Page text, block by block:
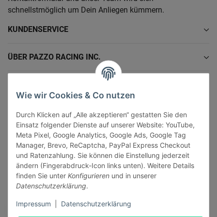
Wie wir Cookies & Co nutzen
Durch Klicken auf „Alle akzeptieren“ gestatten Sie den
Einsatz folgender Dienste auf unserer Website: YouTube,
Meta Pixel, Google Analytics, Google Ads, Google Tag
Manager, Brevo, ReCaptcha, PayPal Express Checkout
und Ratenzahlung. Sie können die Einstellung jederzeit
ändern (Fingerabdruck-Icon links unten). Weitere Details
finden Sie unter Konfigurieren und in unserer
Datenschutzerklärung.
Impressum Datenschutzerklärung
schnellstmöglich um Dein Anliegen kümmern.
KUNDENSERVICE
ÜBER PAZZO RACING INC.
GESETZLICHE INFORMATIONEN
Vertrag widerrufen
Sicher bezahlen via: